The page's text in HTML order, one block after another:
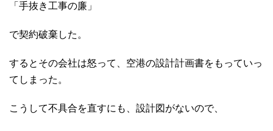
「手抜き工事の廉」
で契約破棄した。
するとその会社は怒って、空港の設計計画書をもっていっ
てしまった。
こうして不具合を直すにも、設計図がないので、